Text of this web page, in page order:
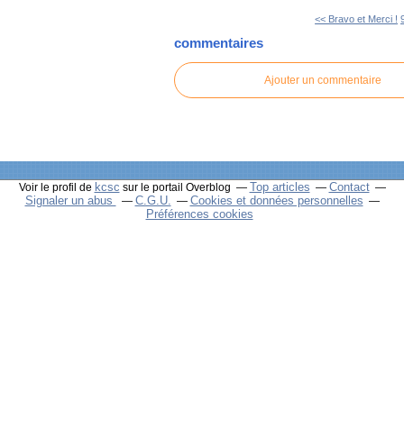
<< Bravo et Merci !
commentaires
Ajouter un commentaire
Voir le profil de kcsc sur le portail Overblog Top articles
Contact
Signaler un abus
C.G.U.
Cookies et données personnelles
Préférences cookies